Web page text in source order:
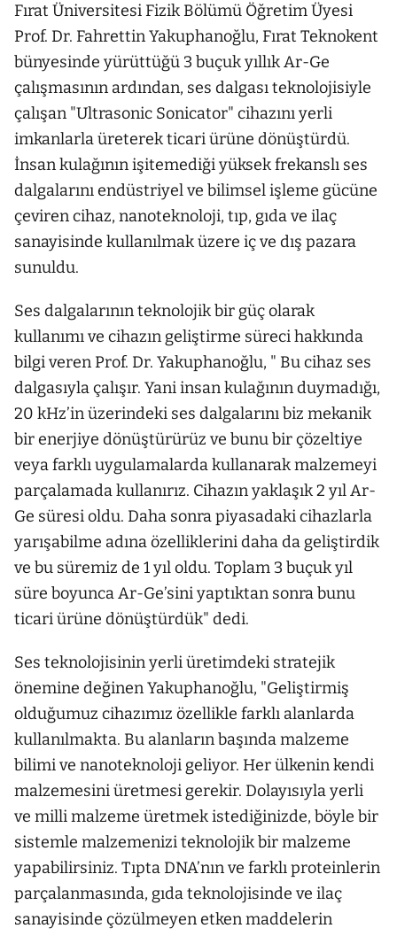
Fırat Üniversitesi Fizik Bölümü Öğretim Üyesi
Prof. Dr. Fahrettin Yakuphanoğlu, Fırat Teknokent
bünyesinde yürüttüğü 3 buçuk yıllık Ar-Ge
çalışmasının ardından, ses dalgası teknolojisiyle
çalışan "Ultrasonic Sonicator" cihazını yerli
imkanlarla üreterek ticari ürüne dönüştürdü.
İnsan kulağının işitemediği yüksek frekanslı ses
dalgalarını endüstriyel ve bilimsel işleme gücüne
çeviren cihaz, nanoteknoloji, tıp, gıda ve ilaç
sanayisinde kullanılmak üzere iç ve dış pazara
sunuldu.
Ses dalgalarının teknolojik bir güç olarak
kullanımı ve cihazın geliştirme süreci hakkında
bilgi veren Prof. Dr. Yakuphanoğlu, " Bu cihaz ses
dalgasıyla çalışır. Yani insan kulağının duymadığı,
20 kHz’in üzerindeki ses dalgalarını biz mekanik
bir enerjiye dönüştürürüz ve bunu bir çözeltiye
veya farklı uygulamalarda kullanarak malzemeyi
parçalamada kullanırız. Cihazın yaklaşık 2 yıl Ar-
Ge süresi oldu. Daha sonra piyasadaki cihazlarla
yarışabilme adına özelliklerini daha da geliştirdik
ve bu süremiz de 1 yıl oldu. Toplam 3 buçuk yıl
süre boyunca Ar-Ge’sini yaptıktan sonra bunu
ticari ürüne dönüştürdük" dedi.
Ses teknolojisinin yerli üretimdeki stratejik
önemine değinen Yakuphanoğlu, "Geliştirmiş
olduğumuz cihazımız özellikle farklı alanlarda
kullanılmakta. Bu alanların başında malzeme
bilimi ve nanoteknoloji geliyor. Her ülkenin kendi
malzemesini üretmesi gerekir. Dolayısıyla yerli
ve milli malzeme üretmek istediğinizde, böyle bir
sistemle malzemenizi teknolojik bir malzeme
yapabilirsiniz. Tıpta DNA’nın ve farklı proteinlerin
parçalanmasında, gıda teknolojisinde ve ilaç
sanayisinde çözülmeyen etken maddelerin